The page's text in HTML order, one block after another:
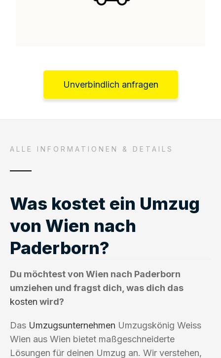
Unverbindlich anfragen
ALLE INFORMATIONEN & DETAILS
Was kostet ein Umzug
von Wien nach
Paderborn?
Du möchtest von Wien nach Paderborn
umziehen und fragst dich, was dich das
kosten wird?
Das Umzugsunternehmen Umzugskönig Weiss
Wien aus Wien bietet maßgeschneiderte
Lösungen für deinen Umzug an. Wir verstehen,